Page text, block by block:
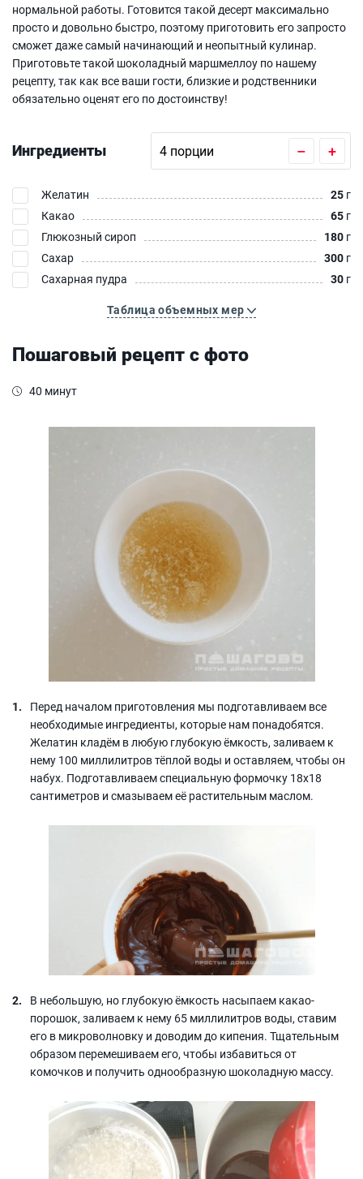
нормальной работы. Готовится такой десерт максимально
просто и довольно быстро, поэтому приготовить его запросто
сможет даже самый начинающий и неопытный кулинар.
Приготовьте такой шоколадный маршмеллоу по нашему
рецепту, так как все ваши гости, близкие и родственники
обязательно оценят его по достоинству!
Ингредиенты – +
Желатин 25 г
Какао
65 г
Глюкозный сироп
180 г
Сахар
300 г
Сахарная пудра
30 г
Таблица объемных мер
Пошаговый рецепт с фото
40 минут
Перед началом приготовления мы подготавливаем все
необходимые ингредиенты, которые нам понадобятся.
Желатин кладём в любую глубокую ёмкость, заливаем к
нему 100 миллилитров тёплой воды и оставляем, чтобы он
набух. Подготавливаем специальную формочку 18х18
сантиметров и смазываем её растительным маслом.
В небольшую, но глубокую ёмкость насыпаем какао-
порошок, заливаем к нему 65 миллилитров воды, ставим
его в микроволновку и доводим до кипения. Тщательным
образом перемешиваем его, чтобы избавиться от
комочков и получить однообразную шоколадную массу.